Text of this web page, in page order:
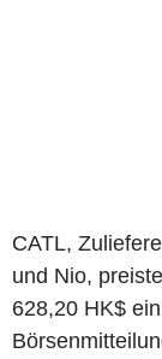
CATL,
und Nio,
628,20 HK$